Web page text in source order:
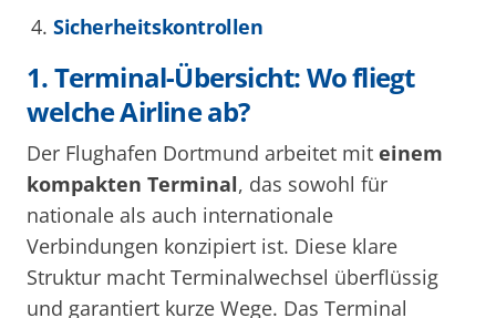
Sicherheitskontrollen
1. Terminal-Übersicht: Wo fliegt
welche Airline ab?
Der Flughafen Dortmund arbeitet mit einem
kompakten Terminal, das sowohl für
nationale als auch internationale
Verbindungen konzipiert ist. Diese klare
Struktur macht Terminalwechsel überflüssig
und garantiert kurze Wege. Das Terminal